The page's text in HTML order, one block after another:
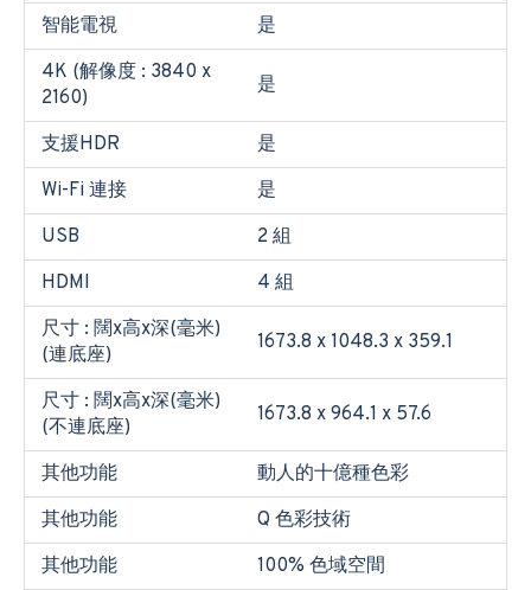
智能電視
是
4K (解像度 : 3840 x
2160)
是
支援HDR
是
Wi-Fi 連接
是
USB
2 組
HDMI
4 組
尺寸 : 闊x高x深(毫米)
(連底座)
1673.8 x 1048.3 x 359.1
尺寸 : 闊x高x深(毫米)
(不連底座)
1673.8 x 964.1 x 57.6
其他功能
動人的十億種色彩
其他功能
Q 色彩技術
其他功能
100% 色域空間